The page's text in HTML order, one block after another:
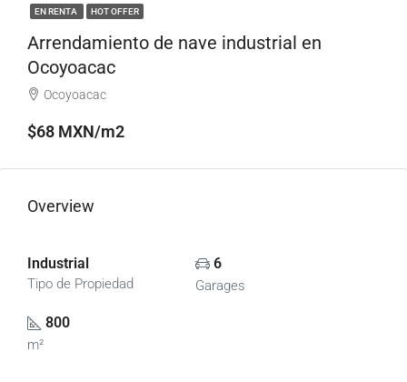
EN RENTA HOT OFFER
Arrendamiento de nave industrial en
Ocoyoacac
Ocoyoacac
$68 MXN/m2
Overview
Industrial
Tipo de Propiedad
6
Garages
800
m²